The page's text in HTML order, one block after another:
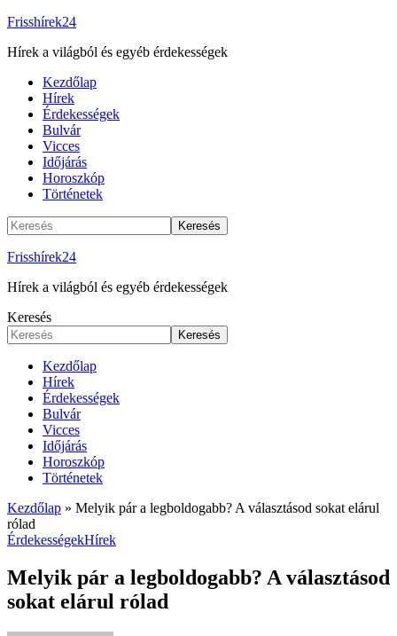
Frisshírek24
Hírek a világból és egyéb érdekességek
Kezdőlap
Hírek
Érdekességek
Bulvár
Vicces
Időjárás
Horoszkóp
Történetek
Frisshírek24
Hírek a világból és egyéb érdekességek
Keresés
Kezdőlap
Hírek
Érdekességek
Bulvár
Vicces
Időjárás
Horoszkóp
Történetek
Kezdőlap » Melyik pár a legboldogabb? A választásod sokat elárul
rólad
ÉrdekességekHírek
Melyik pár a legboldogabb? A választásod
sokat elárul rólad